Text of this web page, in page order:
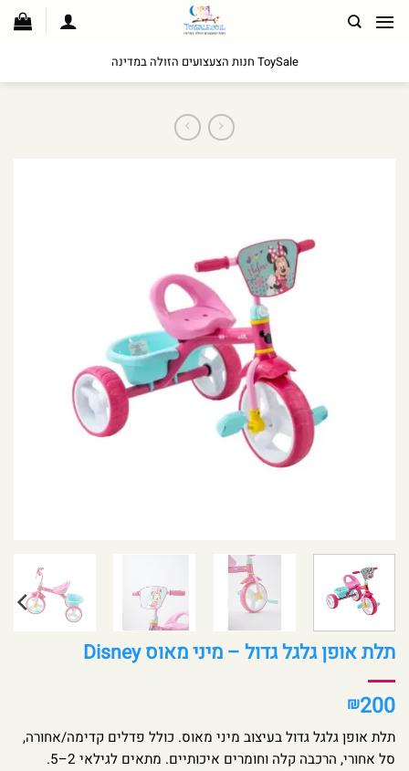
לתוכן
ToySale חנות הצעצועים הזולה במדינה
תלת אופן גלגל גדול – מיני מאוס Disney
₪200
תלת אופן גלגל גדול בעיצוב מיני מאוס. כולל פדלים קדימה/אחורה,
סל אחורי, הרכבה קלה וחומרים איכותיים. מתאים לגילאי 2–5.